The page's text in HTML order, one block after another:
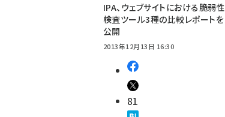
IPA、ウェブサイトにおける脆弱性
検査ツール3種の比較レポートを
公開
2013年12月13日 16:30
81